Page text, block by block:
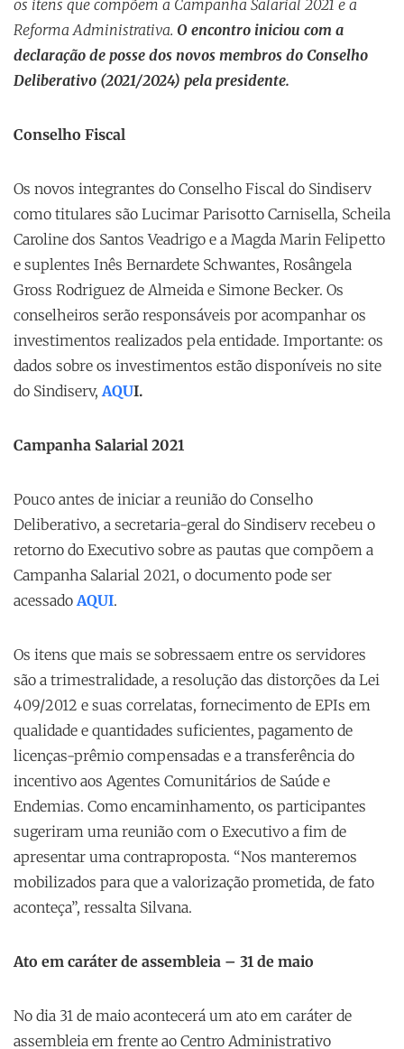
os itens que compõem a Campanha Salarial 2021 e a
Reforma Administrativa. O encontro iniciou com a
declaração de posse dos novos membros do Conselho
Deliberativo (2021/2024) pela presidente.
Conselho Fiscal
Os novos integrantes do Conselho Fiscal do Sindiserv
como titulares são Lucimar Parisotto Carnisella, Scheila
Caroline dos Santos Veadrigo e a Magda Marin Felipetto
e suplentes Inês Bernardete Schwantes, Rosângela
Gross Rodriguez de Almeida e Simone Becker. Os
conselheiros serão responsáveis por acompanhar os
investimentos realizados pela entidade. Importante: os
dados sobre os investimentos estão disponíveis no site
do Sindiserv, AQUI.
Campanha Salarial 2021
Pouco antes de iniciar a reunião do Conselho
Deliberativo, a secretaria-geral do Sindiserv recebeu o
retorno do Executivo sobre as pautas que compõem a
Campanha Salarial 2021, o documento pode ser
acessado AQUI.
Os itens que mais se sobressaem entre os servidores
são a trimestralidade, a resolução das distorções da Lei
409/2012 e suas correlatas, fornecimento de EPIs em
qualidade e quantidades suficientes, pagamento de
licenças-prêmio compensadas e a transferência do
incentivo aos Agentes Comunitários de Saúde e
Endemias. Como encaminhamento, os participantes
sugeriram uma reunião com o Executivo a fim de
apresentar uma contraproposta. “Nos manteremos
mobilizados para que a valorização prometida, de fato
aconteça”, ressalta Silvana.
Ato em caráter de assembleia – 31 de maio
No dia 31 de maio acontecerá um ato em caráter de
assembleia em frente ao Centro Administrativo